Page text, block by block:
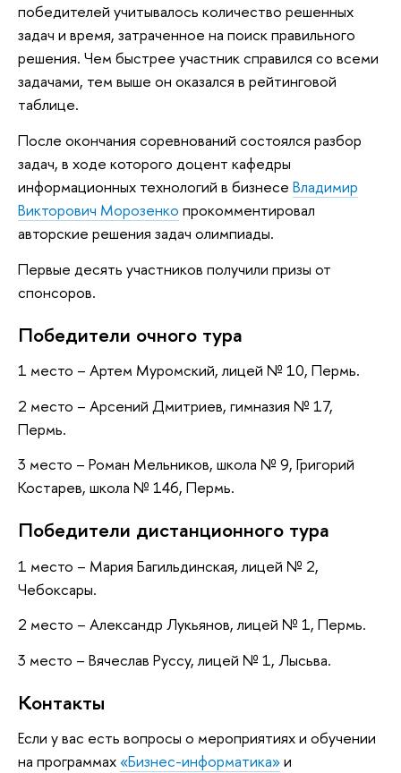
победителей учитывалось количество решенных
задач и время, затраченное на поиск правильного
решения. Чем быстрее участник справился со всеми
задачами, тем выше он оказался в рейтинговой
таблице.
После окончания соревнований состоялся разбор
задач, в ходе которого доцент кафедры
информационных технологий в бизнесе Владимир
Викторович Морозенко прокомментировал
авторские решения задач олимпиады.
Первые десять участников получили призы от
спонсоров.
Победители очного тура
1 место – Артем Муромский, лицей № 10, Пермь.
2 место – Арсений Дмитриев, гимназия № 17,
Пермь.
3 место – Роман Мельников, школа № 9, Григорий
Костарев, школа № 146, Пермь.
Победители дистанционного тура
1 место – Мария Багильдинская, лицей № 2,
Чебоксары.
2 место – Александр Лукьянов, лицей № 1, Пермь.
3 место – Вячеслав Руссу, лицей № 1, Лысьва.
Контакты
Если у вас есть вопросы о мероприятиях и обучении
на программах «Бизнес-информатика»и